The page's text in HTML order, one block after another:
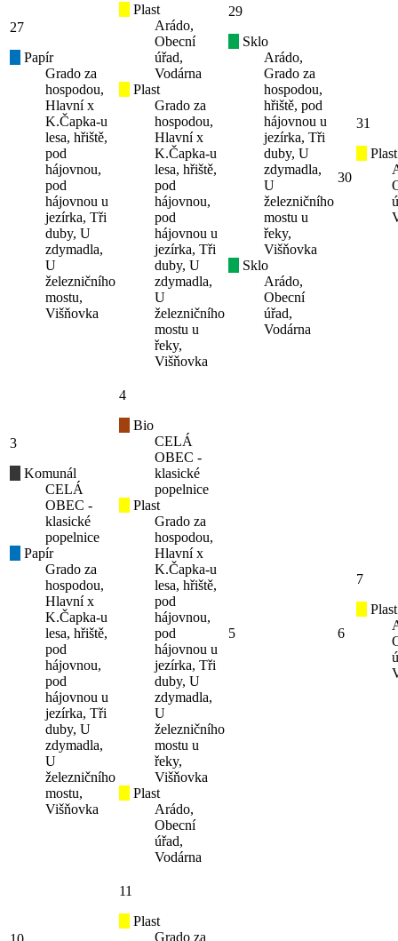
27
Papír
Grado za
hospodou,
Hlavní x
K.Čapka-u
lesa, hřiště,
pod
hájovnou,
pod
hájovnou u
jezírka, Tři
duby, U
zdymadla,
U
železničního
mostu,
Višňovka
Plast
Arádo,
Obecní
úřad,
Vodárna
Plast
Grado za
hospodou,
Hlavní x
K.Čapka-u
lesa, hřiště,
pod
hájovnou,
pod
hájovnou u
jezírka, Tři
duby, U
zdymadla,
U
železničního
mostu u
řeky,
Višňovka
29
Sklo
Arádo,
Grado za
hospodou,
hřiště, pod
hájovnou u
jezírka, Tři
duby, U
zdymadla,
U
železničního
mostu u
řeky,
Višňovka
Sklo
Arádo,
Obecní
úřad,
Vodárna
30
31
Plast
3
Komunál
CELÁ
OBEC -
klasické
popelnice
Papír
Grado za
hospodou,
Hlavní x
K.Čapka-u
lesa, hřiště,
pod
hájovnou,
pod
hájovnou u
jezírka, Tři
duby, U
zdymadla,
U
železničního
mostu,
Višňovka
4
Bio
CELÁ
OBEC -
klasické
popelnice
Plast
Grado za
hospodou,
Hlavní x
K.Čapka-u
lesa, hřiště,
pod
hájovnou,
pod
hájovnou u
jezírka, Tři
duby, U
zdymadla,
U
železničního
mostu u
řeky,
Višňovka
Plast
Arádo,
Obecní
úřad,
Vodárna
5 6
7
Plast
11
Plast
Grado za